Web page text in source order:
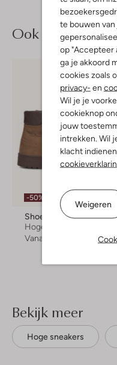
te bouwen
op "Accepteer
ga je akkoord
cookies zoals
privacy- en
Wil je je
cookieknop
jouw
intrekken. Wil
klacht
Weigeren
Ook iets voor
-50%
Shoesme
Hoge sneakers
Vanaf
Bekijk meer
Hoge sneakers